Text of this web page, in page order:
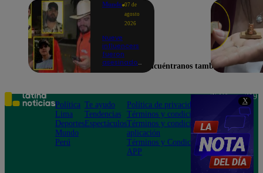
X
Mundo 07 de
agosto
2026
Nueve
influencers
fueron
asesinados
el Cártel de
Sinaloa
Encuéntranos también en
Política
Lima
Deportes
Mundo
Perú
Te ayudo
Tendencias
Espectáculos
Política de privacidad
Términos y condiciones
Términos y condiciones
aplicación
Términos y Condiciones
APP
Teléfono: 219
Av. San
Felipe 968
Jesús María